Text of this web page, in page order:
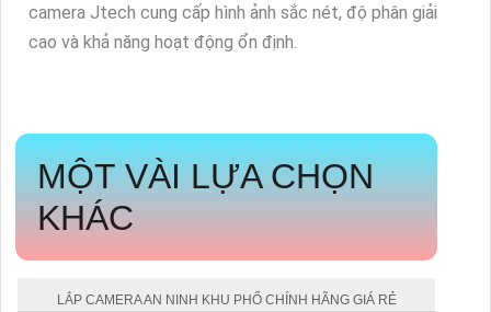
camera Jtech cung cấp hình ảnh sắc nét, độ phân giải
cao và khả năng hoạt động ổn định.
MỘT VÀI LỰA CHỌN
KHÁC
LẮP CAMERA AN NINH KHU PHỐ CHÍNH HÃNG GIÁ RẺ